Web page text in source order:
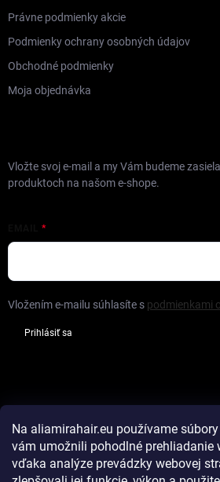
Na aliamirahair.eu používame
vám umožnili pohodlné prehliadanie
vďaka analýze prevádzky webovej
Právne podmienky akcie
Podmienky ochrany osobných údajov
Obchodné podmienky
Moja objednávka
Vložte svoj e-mail a my Vám budeme
produktoch na našom e-shope.
Vložením e-mailu súhlasíte s podmienkami
Prihlásiť sa